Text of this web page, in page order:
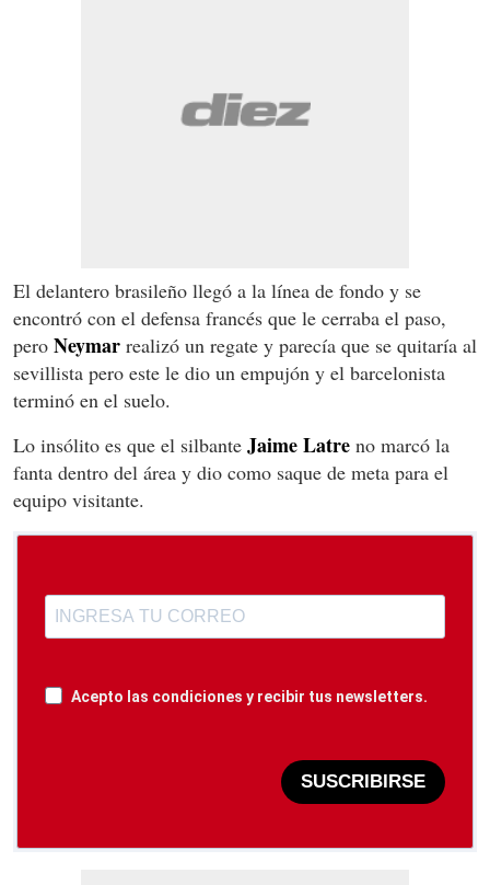
El delantero brasileño llegó a la línea de fondo y se
encontró con el defensa francés que le cerraba el paso,
pero Neymar realizó un regate y parecía que se quitaría al
sevillista pero este le dio un empujón y el barcelonista
terminó en el suelo.
Lo insólito es que el silbante Jaime Latre no marcó la
fanta dentro del área y dio como saque de meta para el
equipo visitante.
Acepto las condiciones y recibir tus newsletters.
SUSCRIBIRSE